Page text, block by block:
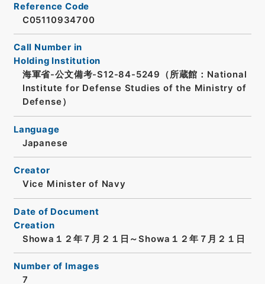
Reference Code
C05110934700
Call Number in
Holding Institution
海軍省-公文備考-S12-84-5249（所蔵館：National
Institute for Defense Studies of the Ministry of
Defense）
Language
Japanese
Creator
Vice Minister of Navy
Date of Document
Creation
Showa１２年７月２１日～Showa１２年７月２１日
Number of Images
7